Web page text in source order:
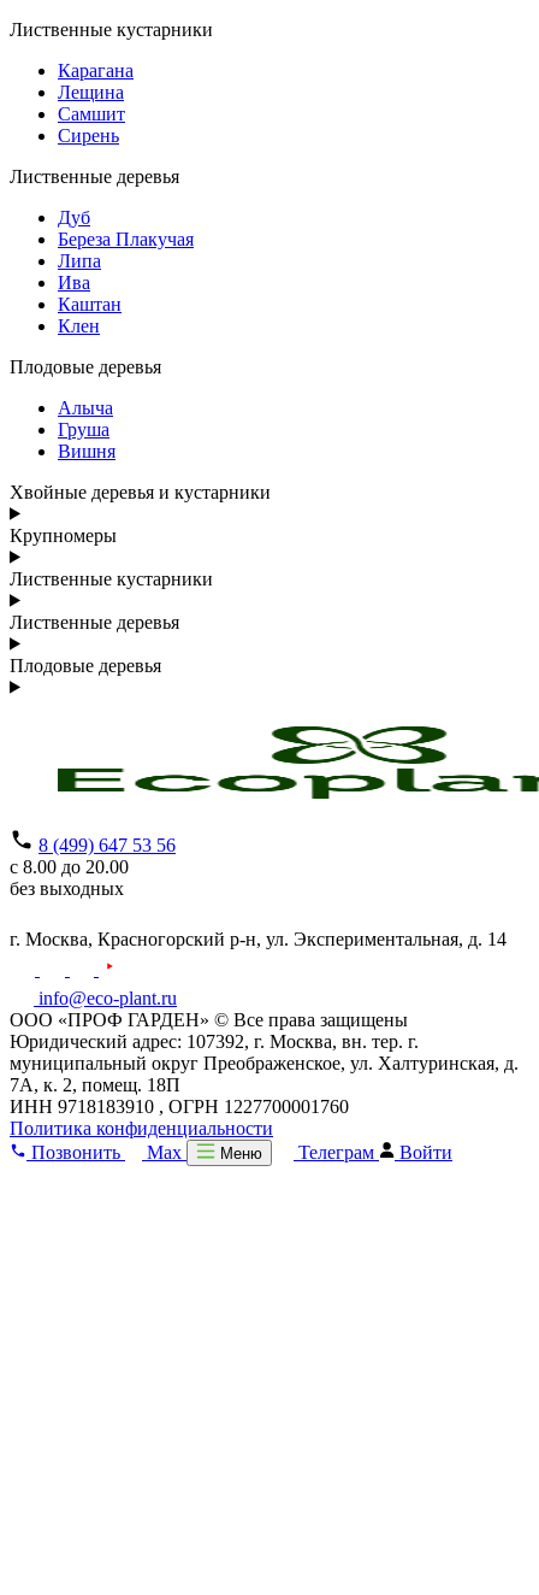
Лиственные кустарники
Карагана
Лещина
Самшит
Сирень
Лиственные деревья
Дуб
Береза Плакучая
Липа
Ива
Каштан
Клен
Плодовые деревья
Алыча
Груша
Вишня
Хвойные деревья и кустарники
Крупномеры
Лиственные кустарники
Лиственные деревья
Плодовые деревья
8 (499) 647 53 56
с 8.00 до 20.00
без выходных
г. Москва, Красногорский р-н, ул. Экспериментальная, д. 14
info@eco-plant.ru
ООО «ПРОФ ГАРДЕН» © Все права защищены
Юридический адрес: 107392, г. Москва, вн. тер. г.
муниципальный округ Преображенское, ул. Халтуринская, д.
7А, к. 2, помещ. 18П
ИНН 9718183910 , ОГРН 1227700001760
Политика конфиденциальности
Позвонить
Max Меню Телеграм Войти